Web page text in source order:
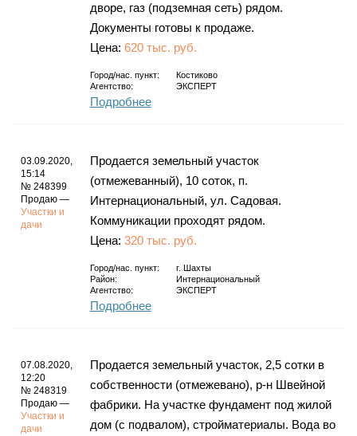
дворе, газ (подземная сеть) рядом.
Документы готовы к продаже.
Цена: 620 тыс. руб.
Город/нас. пункт:
Костиково
Агентство:
ЭКСПЕРТ
Подробнее
03.09.2020,
15:14
№ 248399
Продаю —
Участки и
дачи
Продается земельный участок
(отмежеванный), 10 соток, п.
Интернациональный, ул. Садовая.
Коммуникации проходят рядом.
Цена: 320 тыс. руб.
Город/нас. пункт: г.
Шахты
Район:
Интернациональный
Агентство:
ЭКСПЕРТ
Подробнее
07.08.2020,
12:20
№ 248319
Продаю —
Участки и
дачи
Продается земельный участок, 2,5 сотки в
собственности (отмежевано), р-н Швейной
фабрики. На участке фундамент под жилой
дом (с подвалом), стройматериалы. Вода во